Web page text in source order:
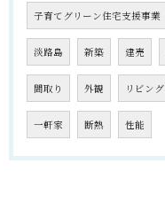
子育てグリーン住宅支援事業
淡路島 新築 建売
間取り 外観 リビング
一軒家 断熱 性能